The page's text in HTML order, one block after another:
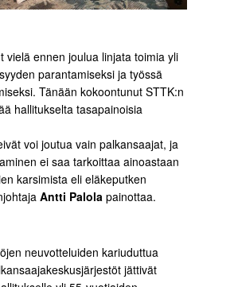
vielä ennen joulua linjata toimia yli
parantamiseksi ja työssä
Tänään kokoontunut STTK:n
hallitukselta tasapainoisia
voi joutua vain palkansaajat, ja
ei saa tarkoittaa ainoastaan
karsimista eli eläkeputken
Antti Palola painottaa.
neuvotteluiden kariuduttua
jättivät